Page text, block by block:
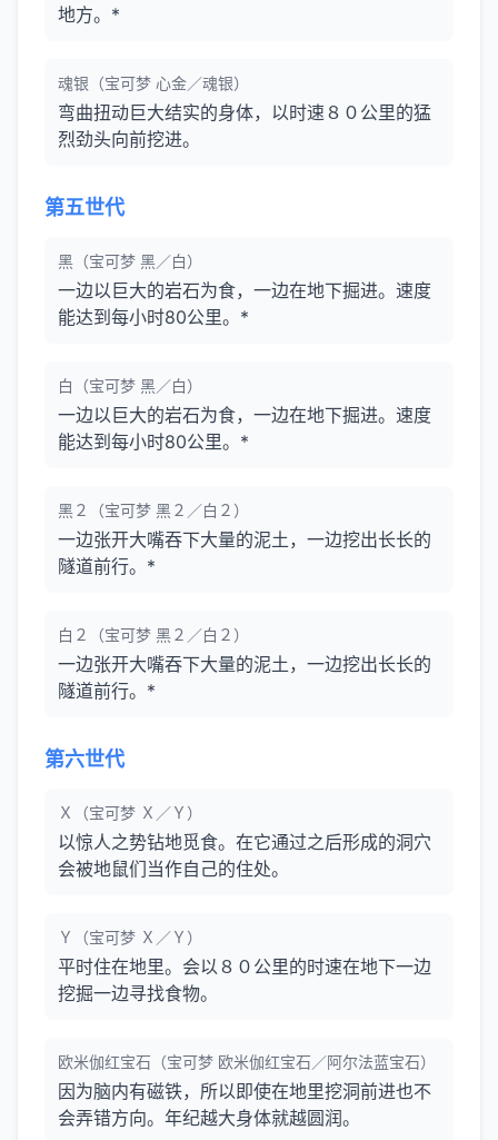
地方。*
魂银（宝可梦 心金／魂银）
弯曲扭动巨大结实的身体，以时速８０公里的猛
烈劲头向前挖进。
第五世代
黑（宝可梦 黑／白）
一边以巨大的岩石为食，一边在地下掘进。速度
能达到每小时80公里。*
白（宝可梦 黑／白）
一边以巨大的岩石为食，一边在地下掘进。速度
能达到每小时80公里。*
黑２（宝可梦 黑２／白２）
一边张开大嘴吞下大量的泥土，一边挖出长长的
隧道前行。*
白２（宝可梦 黑２／白２）
一边张开大嘴吞下大量的泥土，一边挖出长长的
隧道前行。*
第六世代
Ｘ（宝可梦 Ｘ／Ｙ）
以惊人之势钻地觅食。在它通过之后形成的洞穴
会被地鼠们当作自己的住处。
Ｙ（宝可梦 Ｘ／Ｙ）
平时住在地里。会以８０公里的时速在地下一边
挖掘一边寻找食物。
欧米伽红宝石（宝可梦 欧米伽红宝石／阿尔法蓝宝石）
因为脑内有磁铁，所以即使在地里挖洞前进也不
会弄错方向。年纪越大身体就越圆润。